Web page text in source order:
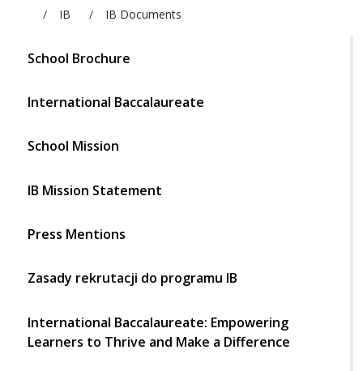
liceum.boguchwala.pl
IB IB Documents
School Brochure
International Baccalaureate
School Mission
IB Mission Statement
Press Mentions
Zasady rekrutacji do programu IB
International Baccalaureate: Empowering
Learners to Thrive and Make a Difference